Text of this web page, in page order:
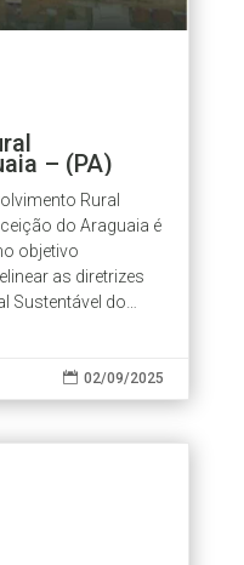
– (PA)
Rural
do Araguaia é
objetivo
as diretrizes
Sustentável do
 02/09/2025